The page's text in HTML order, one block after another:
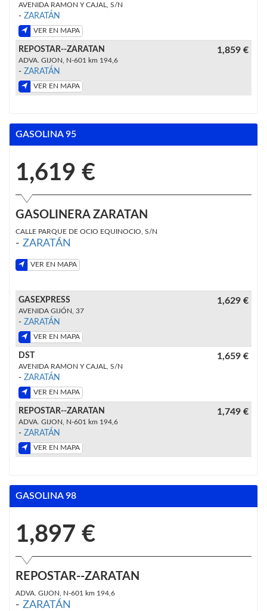
AVENIDA RAMON Y CAJAL, S/N
- ZARATÁN
VER EN MAPA
REPOSTAR--ZARATAN
ADVA. GIJON, N-601 km 194,6
- ZARATÁN
VER EN MAPA
1,859 €
GASOLINA 95
1,619 €
GASOLINERA ZARATAN
CALLE PARQUE DE OCIO EQUINOCIO, S/N
- ZARATÁN
VER EN MAPA
GASEXPRESS
AVENIDA GIJÓN, 37
- ZARATÁN
VER EN MAPA
1,629 €
DST
AVENIDA RAMON Y CAJAL, S/N
- ZARATÁN
VER EN MAPA
1,659 €
REPOSTAR--ZARATAN
ADVA. GIJON, N-601 km 194,6
- ZARATÁN
VER EN MAPA
1,749 €
GASOLINA 98
1,897 €
REPOSTAR--ZARATAN
ADVA. GIJON, N-601 km 194,6
- ZARATÁN